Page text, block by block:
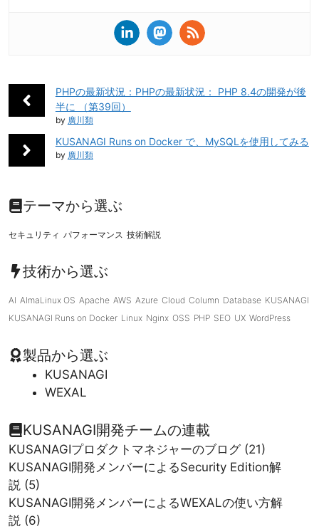
PHPの最新状況：PHPの最新状況： PHP 8.4の開発が後
半に （第39回）
by 廣川類
KUSANAGI Runs on Docker で、MySQLを使用してみる
by 廣川類
テーマから選ぶ
セキュリティ パフォーマンス 技術解説
技術から選ぶ
AI AlmaLinux OS Apache AWS Azure Cloud Column Database KUSANAGI
KUSANAGI Runs on Docker Linux Nginx OSS PHP SEO UX WordPress
製品から選ぶ
KUSANAGI
WEXAL
KUSANAGI開発チームの連載
KUSANAGIプロダクトマネジャーのブログ(21)
KUSANAGI開発メンバーによるSecurity Edition解
説 (5)
KUSANAGI開発メンバーによるWEXALの使い方解
説 (6)